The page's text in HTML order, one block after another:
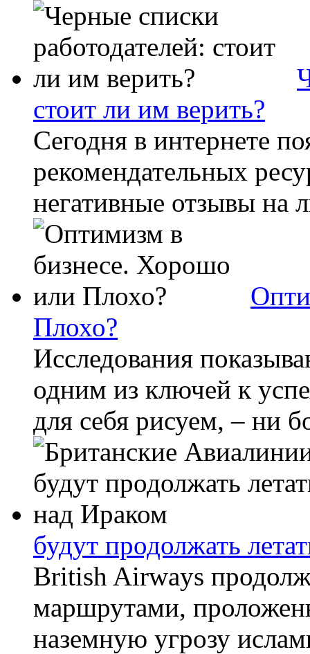
стоит ли им верить?
Сегодня в интернете
рекомендательных
негативные отзывы
Плохо?
Исследования
одним из ключей к
для себя рисуем, – ни
будут продолжать
British Airways
маршрутами,
наземную угрозу